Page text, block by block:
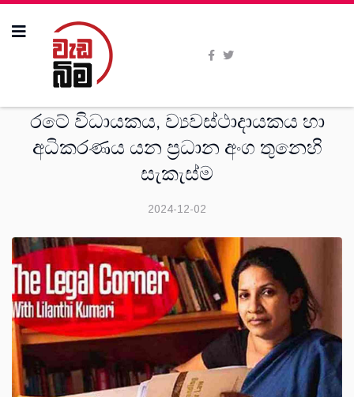
රටේ විධායකය, ව්‍යවස්ථාදායකය හා
අධිකරණය යන ප්‍රධාන අංග තුනෙහි
සැකැස්ම
2024-12-02